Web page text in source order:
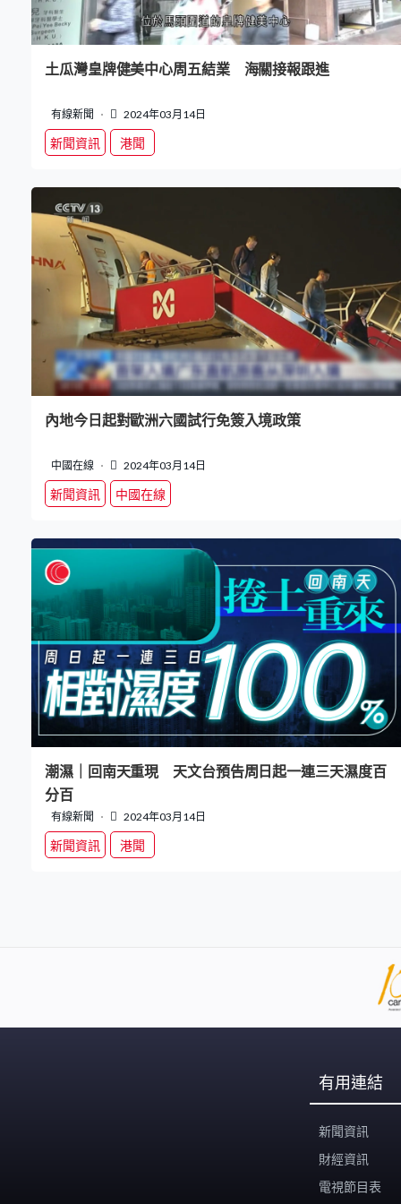
土瓜灣皇牌健美中心周五結業 海關接報跟進
有線新聞 2024年03月14日
新聞資訊 港聞
內地今日起對歐洲六國試行免簽入境政策
中國在線 2024年03月14日
新聞資訊 中國在線
潮濕｜回南天重現 天文台預告周日起一連三天濕度百
分百
有線新聞 2024年03月14日
新聞資訊 港聞
有用連結
新聞資訊
財經資訊
電視節目表